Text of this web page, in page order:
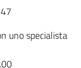
uno specialista